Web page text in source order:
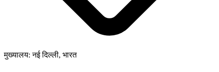
मुख्यालय: नई दिल्ली, भारत